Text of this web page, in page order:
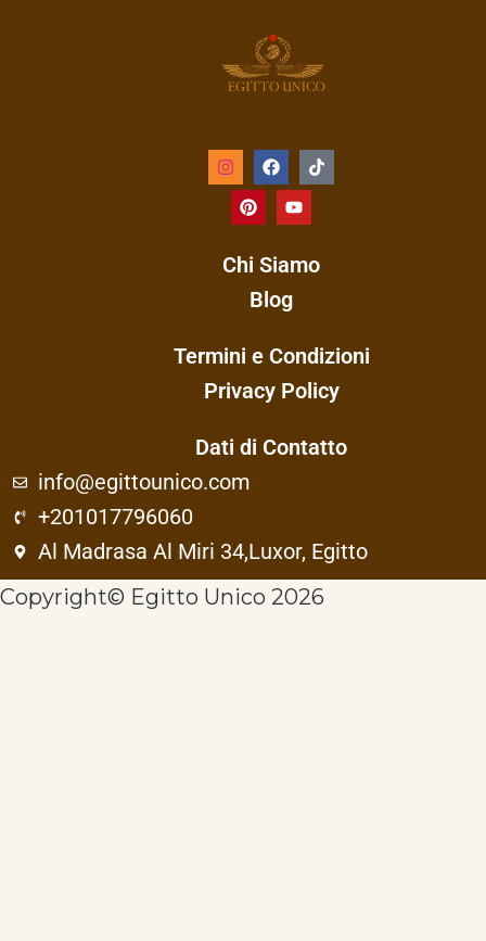
Chi Siamo
Blog
Termini e Condizioni
Privacy Policy
Dati di Contatto
info@egittounico.com
+201017796060
Al Madrasa Al Miri 34,Luxor, Egitto
Copyright© Egitto Unico 2026